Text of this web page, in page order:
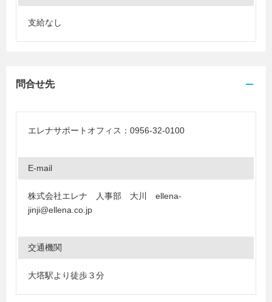
支給なし
問合せ先
エレナサポートオフィス：0956-32-0100
E-mail
株式会社エレナ 人事部 大川 ellena-
jinji@ellena.co.jp
交通機関
大塔駅より徒歩３分